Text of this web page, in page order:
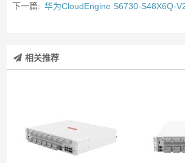
下一篇: 华为CloudEngine S6730-S48X6Q-
相关推荐